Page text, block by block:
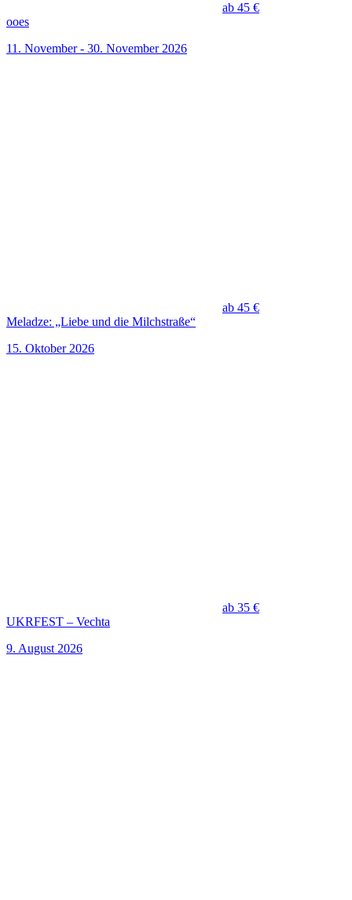
ab 45 €
ooes
11. November - 30. November 2026
ab 45 €
Meladze: „Liebe und die Milchstraße“
15. Oktober 2026
ab 35 €
UKRFEST – Vechta
9. August 2026